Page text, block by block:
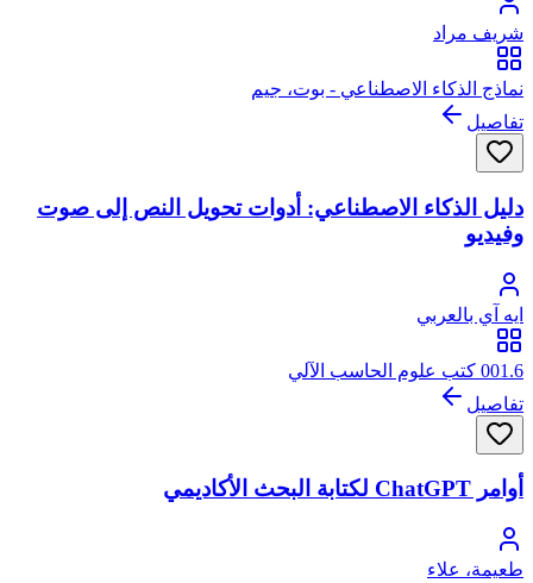
شريف مراد
نماذج الذكاء الاصطناعي - بوت، جيم
تفاصيل
دليل الذكاء الاصطناعي: أدوات تحويل النص إلى صوت
وفيديو
ايه آي بالعربي
001.6 كتب علوم الحاسب الآلي
تفاصيل
أوامر ChatGPT لكتابة البحث الأكاديمي
طعيمة، علاء